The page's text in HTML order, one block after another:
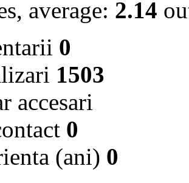
average: 2.14
0
1503
accesari
0
(ani) 0